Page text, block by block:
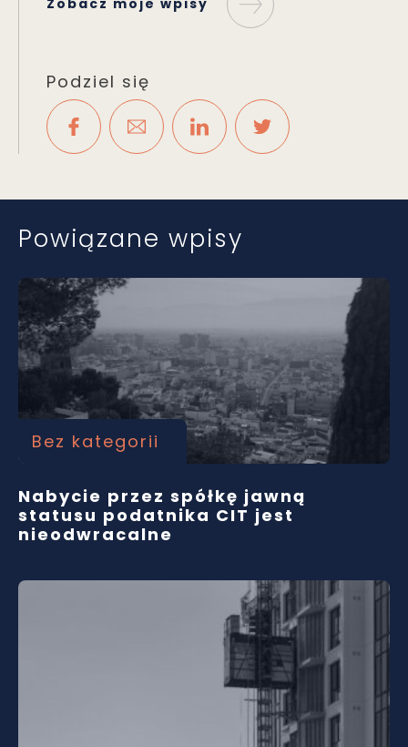
Zobacz moje wpisy
Podziel się
Powiązane wpisy
Bez kategorii
Nabycie przez spółkę jawną
statusu podatnika CIT jest
nieodwracalne